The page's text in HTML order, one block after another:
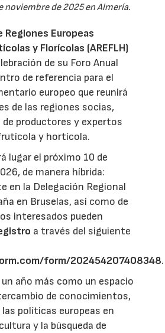
noviembre de 2025 en Almería.
Regiones Europeas
y Florícolas (AREFLH)
de su Foro Anual
de referencia para el
europeo que reunirá
de las regiones socias,
productores y expertos
y hortícola.
lugar el próximo 10 de
de manera híbrida:
en la Delegación Regional
en Bruselas, así como de
interesados pueden
a través del siguiente
form/202454207408348.
año más como un espacio
de conocimientos,
políticas europeas en
y la búsqueda de